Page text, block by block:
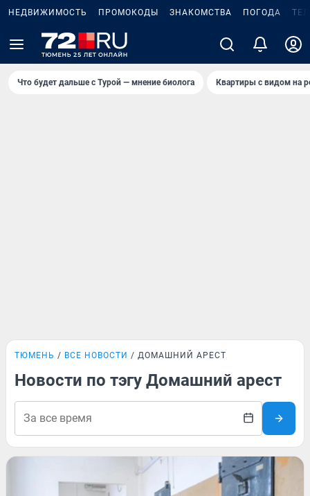
НЕДВИЖИМОСТЬ ПРОМОКОДЫ ЗНАКОМСТВА ПОГОДА
Что будет дальше с Турой — мнение биолога Квартиры с видом на
ТЮМЕНЬ ВСЕ НОВОСТИ ДОМАШНИЙ АРЕСТ
Новости по тэгу Домашний арест